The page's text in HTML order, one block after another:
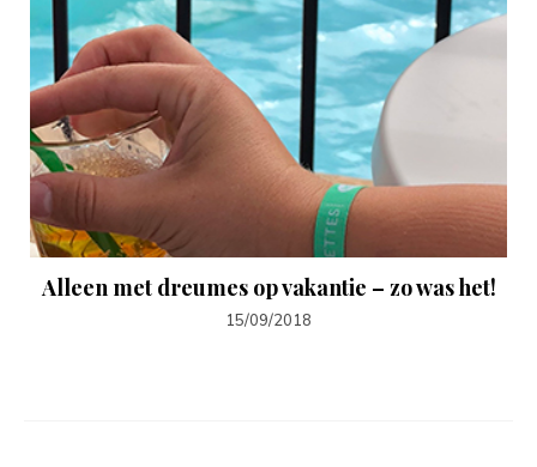
Alleen met dreumes op vakantie – zo was het!
15/09/2018